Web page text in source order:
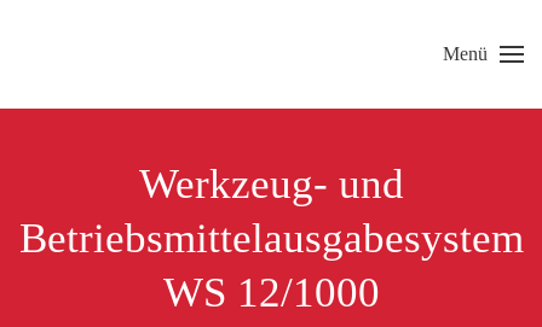
Menü
Werkzeug- und
Betriebsmittelausgabesystem
WS 12/1000